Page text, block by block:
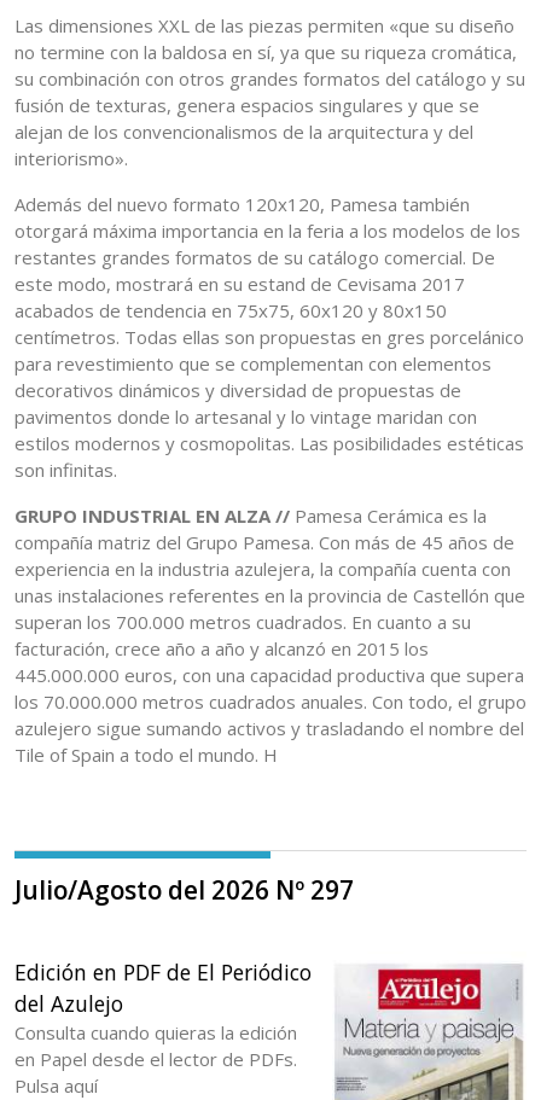
Las dimensiones XXL de las piezas permiten «que su diseño
no termine con la baldosa en sí, ya que su riqueza cromática,
su combinación con otros grandes formatos del catálogo y su
fusión de texturas, genera espacios singulares y que se
alejan de los convencionalismos de la arquitectura y del
interiorismo».
Además del nuevo formato 120x120, Pamesa también
otorgará máxima importancia en la feria a los modelos de los
restantes grandes formatos de su catálogo comercial. De
este modo, mostrará en su estand de Cevisama 2017
acabados de tendencia en 75x75, 60x120 y 80x150
centímetros. Todas ellas son propuestas en gres porcelánico
para revestimiento que se complementan con elementos
decorativos dinámicos y diversidad de propuestas de
pavimentos donde lo artesanal y lo vintage maridan con
estilos modernos y cosmopolitas. Las posibilidades estéticas
son infinitas.
GRUPO INDUSTRIAL EN ALZA // Pamesa Cerámica es la
compañía matriz del Grupo Pamesa. Con más de 45 años de
experiencia en la industria azulejera, la compañía cuenta con
unas instalaciones referentes en la provincia de Castellón que
superan los 700.000 metros cuadrados. En cuanto a su
facturación, crece año a año y alcanzó en 2015 los
445.000.000 euros, con una capacidad productiva que supera
los 70.000.000 metros cuadrados anuales. Con todo, el grupo
azulejero sigue sumando activos y trasladando el nombre del
Tile of Spain a todo el mundo. H
Julio/Agosto del 2026 Nº 297
Edición en PDF de El Periódico
del Azulejo
Consulta cuando quieras la edición
en Papel desde el lector de PDFs.
Pulsa aquí